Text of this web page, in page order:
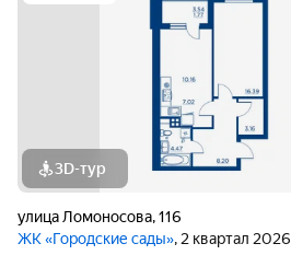
3D-тур
улица Ломоносова,116
ЖК «Городские сады», 2 квартал 2026